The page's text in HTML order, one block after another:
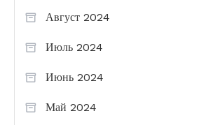
Август 2024
Июль 2024
Июнь 2024
Май 2024